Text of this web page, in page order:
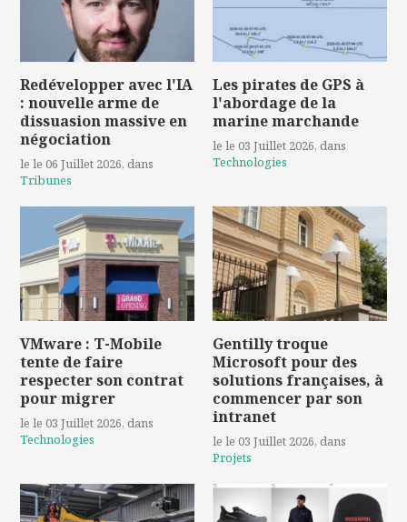
Redévelopper avec l'IA
: nouvelle arme de
dissuasion massive en
négociation
le le 06 Juillet 2026, dans
Tribunes
Les pirates de GPS à
l'abordage de la
marine marchande
le le 03 Juillet 2026, dans
Technologies
VMware : T-Mobile
tente de faire
respecter son contrat
pour migrer
le le 03 Juillet 2026, dans
Technologies
Gentilly troque
Microsoft pour des
solutions françaises, à
commencer par son
intranet
le le 03 Juillet 2026, dans
Projets